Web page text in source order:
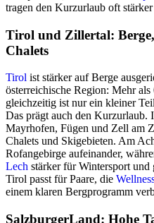
tragen den Kurzurlaub oft
Tirol und Zillertal: Berge,
Chalets
Tirol ist stärker auf Berge
österreichische Region: Mehr
gleichzeitig ist nur ein kleiner
Das prägt auch den Kurzurlaub.
Mayrhofen, Fügen und Zell am
Chalets und Skigebieten. Am
Rofangebirge aufeinander,
Lech stärker für Wintersport und
Tirol passt für Paare, die
einem klaren Bergprogramm
SalzburgerLand: Hohe